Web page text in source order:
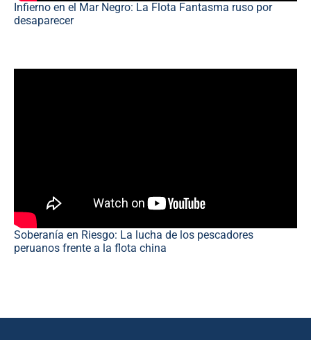
Infierno en el Mar Negro: La Flota Fantasma ruso por
desaparecer
Soberanía en Riesgo: La lucha de los pescadores
peruanos frente a la flota china